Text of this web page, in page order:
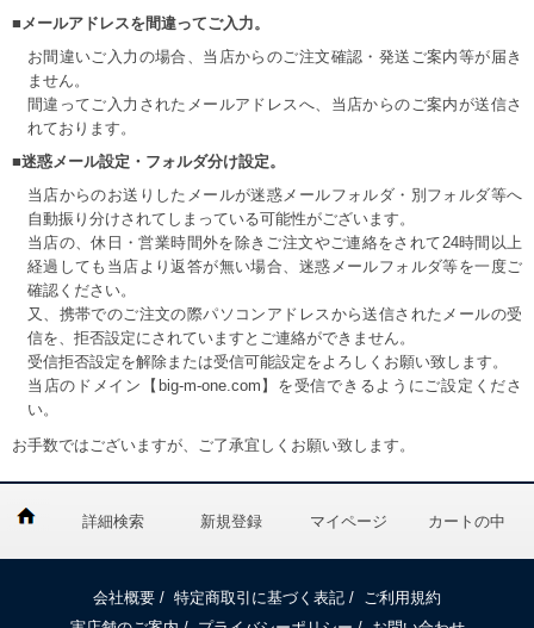
■メールアドレスを間違ってご入力。
お間違いご入力の場合、当店からのご注文確認・発送ご案内等が届き
ません。
間違ってご入力されたメールアドレスへ、当店からのご案内が送信さ
れております。
■迷惑メール設定・フォルダ分け設定。
当店からのお送りしたメールが迷惑メールフォルダ・別フォルダ等へ
自動振り分けされてしまっている可能性がございます。
当店の、休日・営業時間外を除きご注文やご連絡をされて24時間以上
経過しても当店より返答が無い場合、迷惑メールフォルダ等を一度ご
確認ください。
又、携帯でのご注文の際パソコンアドレスから送信されたメールの受
信を、拒否設定にされていますとご連絡ができません。
受信拒否設定を解除または受信可能設定をよろしくお願い致します。
当店のドメイン【big-m-one.com】を受信できるようにご設定くださ
い。
お手数ではございますが、ご了承宜しくお願い致します。
詳細検索 新規登録 マイページ カートの中
会社概要 / 特定商取引に基づく表記 /
ご利用規約